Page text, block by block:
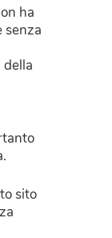
ha
senza
sito